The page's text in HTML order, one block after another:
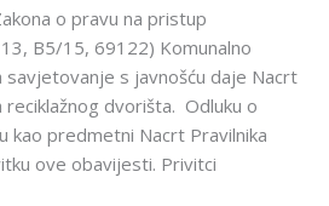
o pravu na pristup
B5/15, 69122) Komunalno
savjetovanje s javnošću daje Nacrt
reciklažnog dvorišta. Odluku o
kao predmetni Nacrt Pravilnika
ove obavijesti. Privitci